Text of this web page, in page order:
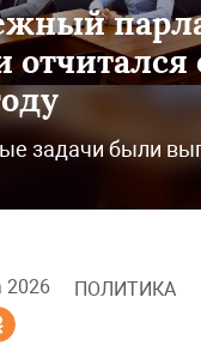
отчитался
задачи были
2026 ПОЛИТИКА